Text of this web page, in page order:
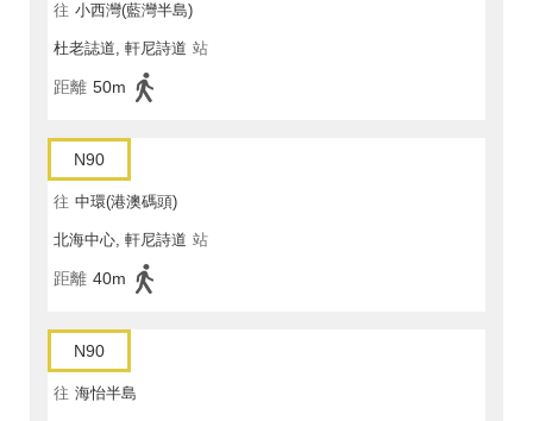
往 小西灣(藍灣半島)
杜老誌道, 軒尼詩道 站
距離 50m
N90
往 中環(港澳碼頭)
北海中心, 軒尼詩道 站
距離 40m
N90
往 海怡半島